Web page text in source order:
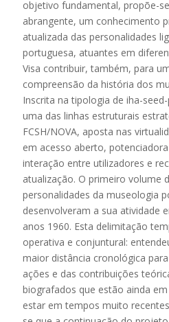
objetivo fundamental, propõe-
abrangente, um conhecimento
atualizada das personalidades
portuguesa, atuantes em
Visa contribuir, também, para
compreensão da história dos
Inscrita na tipologia de iha-
uma das linhas estruturais
FCSH/NOVA, aposta nas
em acesso aberto,
interação entre utilizadores e
atualização. O primeiro volume
personalidades da museologia
desenvolveram a sua atividade
anos 1960. Esta delimitação
operativa e conjuntural:
maior distância cronológica
ações e das contribuições
biografados que estão ainda
estar em tempos muito